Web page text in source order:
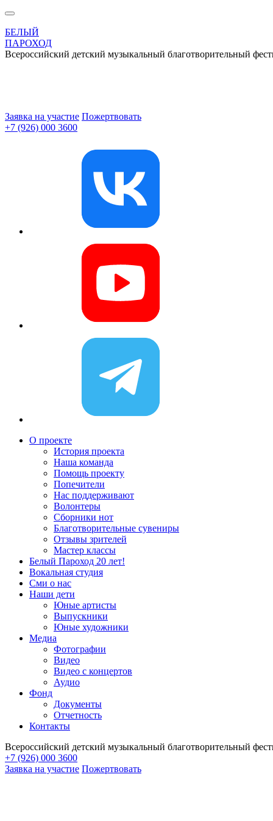
БЕЛЫЙ
ПАРОХОД
Всероссийский детский музыкальный благотворительный
Заявка на участие Пожертвовать
+7 (926) 000 3600
О проекте
История проекта
Наша команда
Помощь проекту
Попечители
Нас поддерживают
Волонтеры
Сборники нот
Благотворительные сувениры
Отзывы зрителей
Мастер классы
Белый Пароход 20 лет!
Вокальная студия
Сми о нас
Наши дети
Юные артисты
Выпускники
Юные художники
Медиа
Фотографии
Видео
Видео с концертов
Аудио
Фонд
Документы
Отчетность
Контакты
Всероссийский детский музыкальный благотворительный
+7 (926) 000 3600
Заявка на участие Пожертвовать